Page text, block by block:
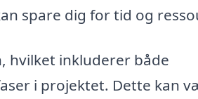
spare dig for tid og
hvilket inkluderer både
i projektet. Dette kan